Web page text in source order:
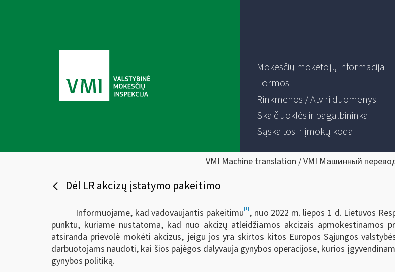
Mokesčių mokėtojų informacija
Formos
Rinkmenos / Atviri duomenys
Skaičiuoklės ir pagalbininkai
Sąskaitos ir įmokų kodai
VMI Machine translation / VMI Машинный
Dėl LR akcizų įstatymo pakeitimo
Informuojame, kad vadovaujantis pakeitimu[1], nuo 2022 m. liepos 1 d. Lietuvos
punktu, kuriame nustatoma, kad nuo akcizų atleidžiamos akcizais
atsiranda prievolė mokėti akcizus, jeigu jos yra skirtos kitos Europos Sąjungos
darbuotojams naudoti, kai šios pajėgos dalyvauja gynybos operacijose, kurios
gynybos politiką.